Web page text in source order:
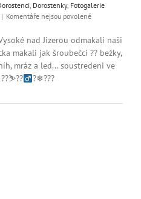
, Dorostenky, Fotogalerie
| Komentáře nejsou povolenéu
s
názvem
soustředění
nad
nad Jizerou odmakali naši
makali jak šroubečci ?? bežky,
mráz a led... soustredeni ve
?❄???